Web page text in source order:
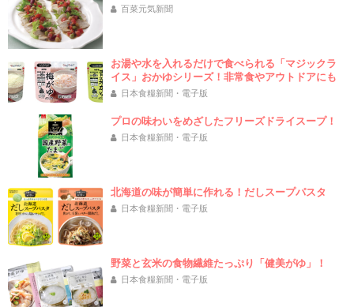
百菜元気新聞
お湯や水を入れるだけで食べられる「マジックラ
イス」おかゆシリーズ！非常食やアウトドアにも
日本食糧新聞・電子版
プロの味わいをめざしたフリーズドライスープ！
日本食糧新聞・電子版
北海道の味が簡単に作れる！だしスープパスタ
日本食糧新聞・電子版
野菜と玄米の食物繊維たっぷり「健美がゆ」！
日本食糧新聞・電子版